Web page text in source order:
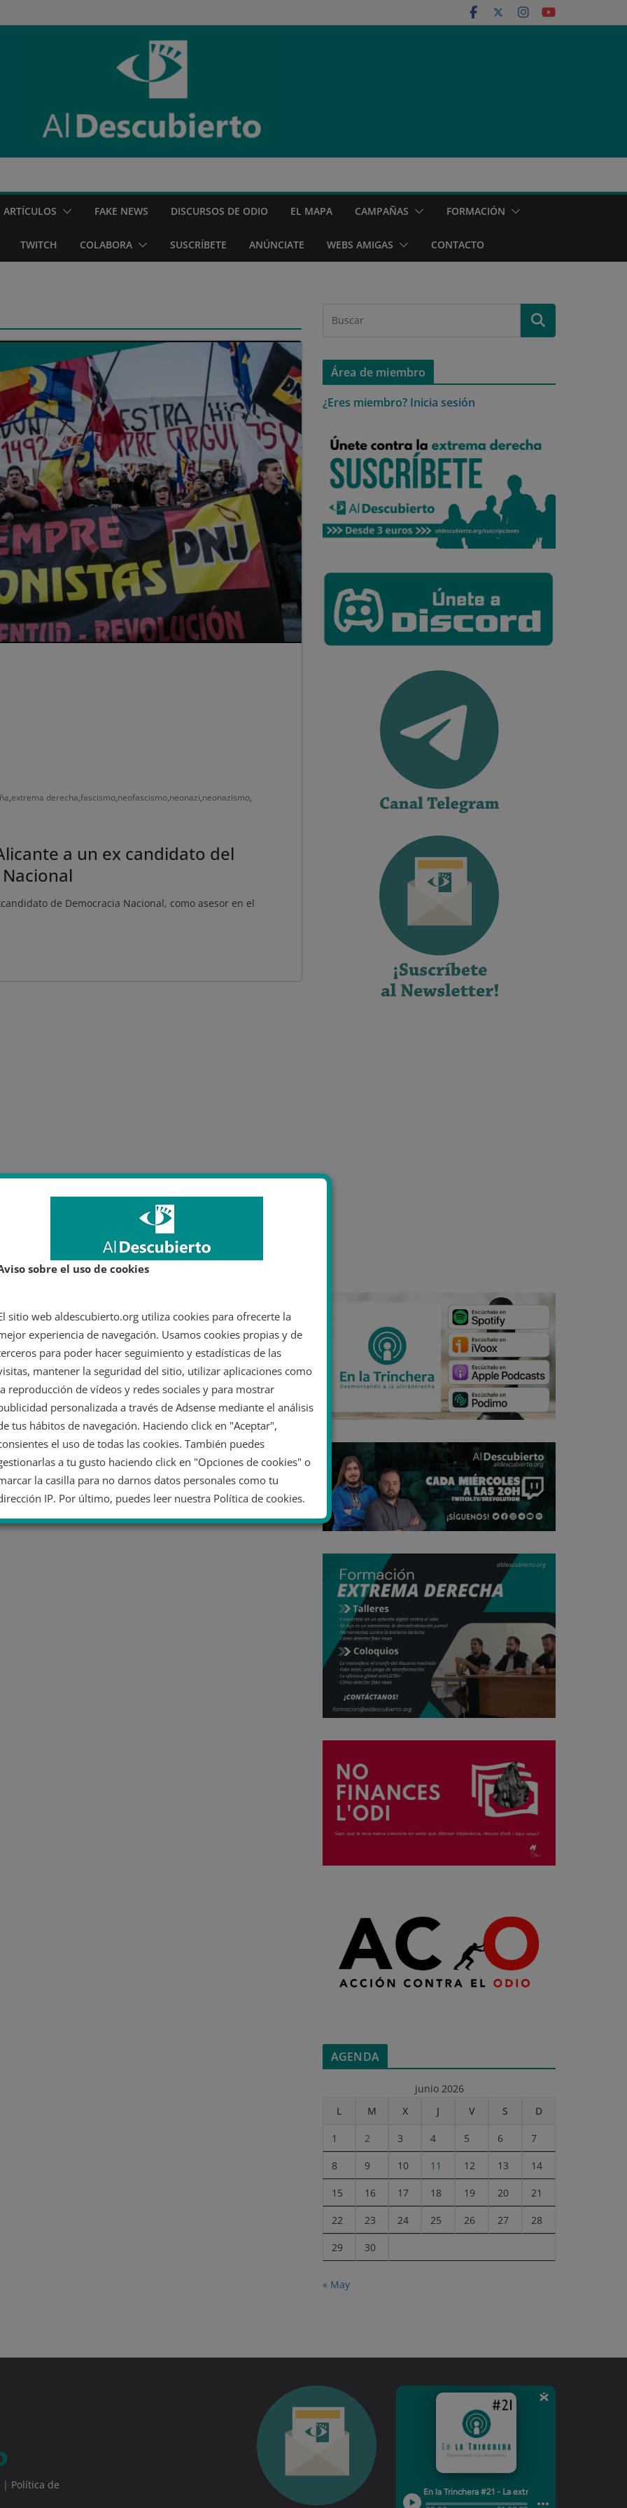
ARTÍCULOS FAKE NEWS DISCURSOS DE ODIO EL MAPA CAMPAÑAS FORMACIÓN
TWITCH COLABORA SUSCRÍBETE ANÚNCIATE WEBS AMIGAS CONTACTO
,extrema derecha,fascismo,neofascismo,neonazi,neonazismo,
a un ex candidato del
de Democracia Nacional, como asesor en el
Área de miembro
¿Eres miembro? Inicia sesión
AGENDA
junio 2026
L
M X J V S D
1 2 3 4 5 6 7
8 9 10 11 12 13 14
15 16 17 18 19 20 21
22 23 24 25 26 27 28
29 30
« May
| Política de
sobre el uso de cookies
sitio web aldescubierto.org utiliza cookies para ofrecerte la
experiencia de navegación. Usamos cookies propias y de
para poder hacer seguimiento y estadísticas de las
mantener la seguridad del sitio, utilizar aplicaciones como
reproducción de vídeos y redes sociales y para mostrar
personalizada a través de Adsense mediante el análisis
tus hábitos de navegación. Haciendo click en "Aceptar",
el uso de todas las cookies. También puedes
a tu gusto haciendo click en "Opciones de cookies" o
la casilla para no darnos datos personales como tu
IP. Por último, puedes leer nuestra Política de cookies.